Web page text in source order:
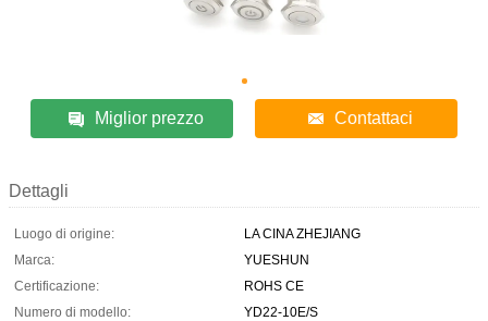
Miglior prezzo Contattaci
Dettagli
Luogo di origine:
LA CINA ZHEJIANG
Marca:
YUESHUN
Certificazione:
ROHS CE
Numero di modello:
YD22-10E/S